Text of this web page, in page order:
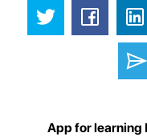
App for learning